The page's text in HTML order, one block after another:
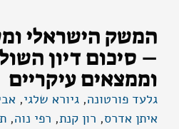
המשק הישראלי
– סיכום דיון
וממצאים עיקריים
גלעד פורטונה, גיורא שלגי,
איתן אדרס, רון קנת, רפי נוה,